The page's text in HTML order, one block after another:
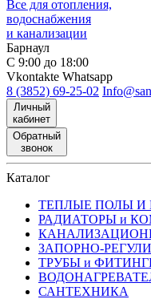
Все для отопления,
водоснабжения
и канализации
Барнаул
С 9:00 до 18:00
Vkontakte Whatsapp
8 (3852) 69-25-02
Личный
кабинет
Обратный
звонок
Каталог
ТЕПЛЫЕ ПОЛЫ И
РАДИАТОРЫ и
ЗАПОРНО-
ТРУБЫ и
САНТЕХНИКА